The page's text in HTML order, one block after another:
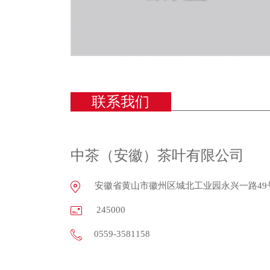
联系我们
中茶（安徽）茶叶有限公司
安徽省黄山市徽州区城北工业园永兴一路49
245000
0559-3581158